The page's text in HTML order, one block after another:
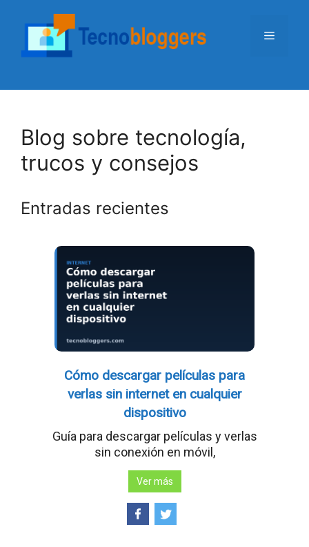
contenido
Menú
Blog sobre tecnología,
trucos y consejos
Entradas recientes
Cómo descargar películas para
verlas sin internet en cualquier
dispositivo
Guía para descargar películas y verlas
sin conexión en móvil,
Ver más